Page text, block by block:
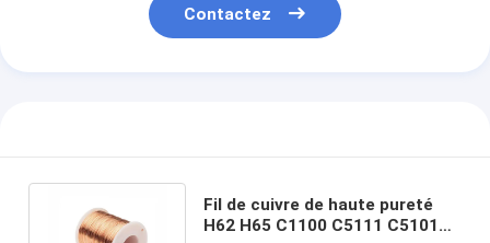
Contactez
Fil de cuivre de haute pureté
H62 H65 C1100 C5111 C5101